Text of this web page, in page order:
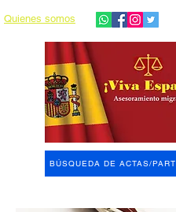
Quienes somos
BÚSQUEDA DE ACTAS/